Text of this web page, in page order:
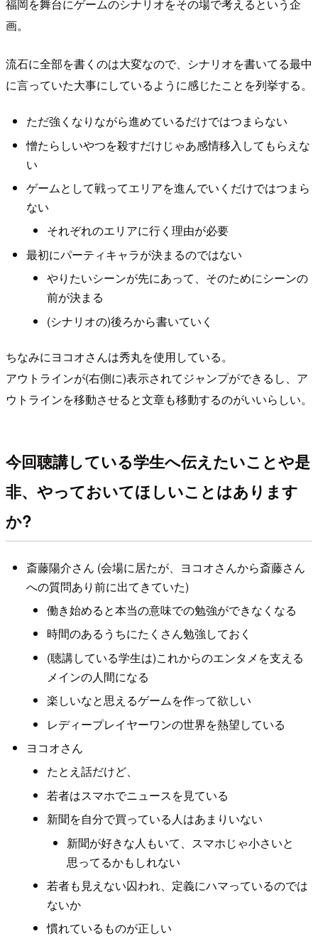
福岡を舞台にゲームのシナリオをその場で考えるという企
画。
流石に全部を書くのは大変なので、シナリオを書いてる最中
に言っていた大事にしているように感じたことを列挙する。
ただ強くなりながら進めているだけではつまらない
憎たらしいやつを殺すだけじゃあ感情移入してもらえな
い
ゲームとして戦ってエリアを進んでいくだけではつまら
ない
それぞれのエリアに行く理由が必要
最初にパーティキャラが決まるのではない
やりたいシーンが先にあって、そのためにシーンの
前が決まる
(シナリオの)後ろから書いていく
ちなみにヨコオさんは秀丸を使用している。
アウトラインが(右側に)表示されてジャンプができるし、ア
ウトラインを移動させると文章も移動するのがいいらしい。
今回聴講している学生へ伝えたいことや是
非、やっておいてほしいことはあります
か?
斎藤陽介さん (会場に居たが、ヨコオさんから斎藤さん
への質問あり前に出てきていた)
働き始めると本当の意味での勉強ができなくなる
時間のあるうちにたくさん勉強しておく
(聴講している学生は)これからのエンタメを支える
メインの人間になる
楽しいなと思えるゲームを作って欲しい
レディープレイヤーワンの世界を熱望している
ヨコオさん
たとえ話だけど、
若者はスマホでニュースを見ている
新聞を自分で買っている人はあまりいない
新聞が好きな人もいて、スマホじゃ小さいと
思ってるかもしれない
若者も見えない囚われ、定義にハマっているのでは
ないか
慣れているものが正しい